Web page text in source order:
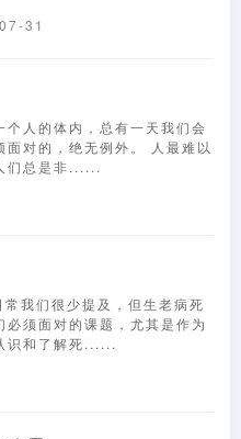
31
人的体内，总有一天我们会
对的，绝无例外。 人最难以
们总是非......
我们很少提及，但生老病死
须面对的课题，尤其是作为
识和了解死......